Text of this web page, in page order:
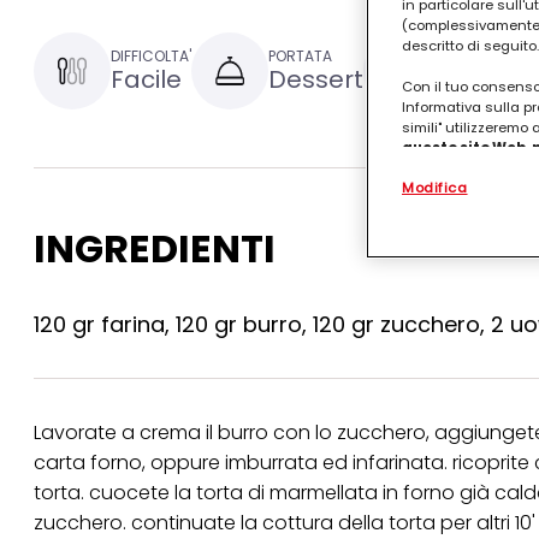
DIFFICOLTA'
Facile
PORTATA
Dessert
TEMPO DI
30
INGREDIENTI
120 gr farina, 120 gr burro, 120 gr zucchero, 2
Lavorate a crema il burro con lo zucchero,
carta forno, oppure imburrata ed infarinata.
torta. cuocete la torta di marmellata in forno già
zucchero. continuate la cottura della torta per altri
in particolare
descritto di seguito.
Con il tuo
Informativa sulla
simili" utilizzeremo
questo sito
.
(rispettivamente
terzi, conservare
Puoi trovare
qualsiasi momento
"modifica" di
Se fai clic su
per uno o più degli
tuoi dati personali
Modifica